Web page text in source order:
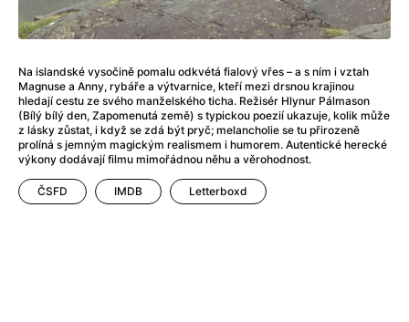
Celý program Archiv programu
Limitovaná ediceautorských reprintůna luxusním papíře! 2001:
Vesmírná odysea, Le Mans, Psycho, Planeta opic a mnoho
Na islandské vysočině pomalu odkvétá fialový vřes – a s ním i vztah
Magnuse a Anny, rybáře a výtvarnice, kteří mezi drsnou krajinou
hledají cestu ze svého manželského ticha. Režisér Hlynur Pálmason
(Bílý bílý den, Zapomenutá země) s typickou poezií ukazuje, kolik může
z lásky zůstat, i když se zdá být pryč; melancholie se tu přirozeně
prolíná s jemným magickým realismem i humorem. Autentické herecké
výkony dodávají filmu mimořádnou něhu a věrohodnost.
ČSFD IMDB Letterboxd